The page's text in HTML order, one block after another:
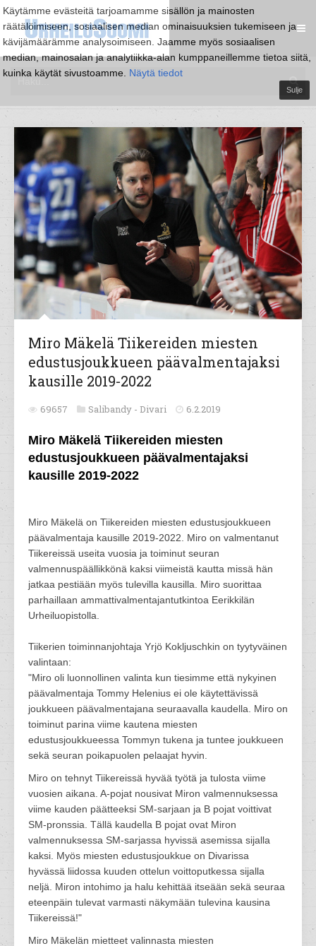
Käytämme evästeitä tarjoamamme sisällön ja mainosten
räätälöimiseen, sosiaalisen median ominaisuuksien tukemiseen ja
kävijämäärämme analysoimiseen. Jaamme myös sosiaalisen
median, mainosalan ja analytiikka-alan kumppaneillemme tietoa siitä,
kuinka käytät sivustoamme. Näytä tiedot
Sulje
Miro Mäkelä Tiikereiden miesten
edustusjoukkueen päävalmentajaksi
kausille 2019-2022
69657 Salibandy - Divari 6.2.2019
Miro Mäkelä Tiikereiden miesten
edustusjoukkueen päävalmentajaksi
kausille 2019-2022
Miro Mäkelä on Tiikereiden miesten edustusjoukkueen
päävalmentaja kausille 2019-2022. Miro on valmentanut
Tiikereissä useita vuosia ja toiminut seuran
valmennuspäällikkönä kaksi viimeistä kautta missä hän
jatkaa pestiään myös tulevilla kausilla. Miro suorittaa
parhaillaan ammattivalmentajantutkintoa Eerikkilän
Urheiluopistolla.
Tiikerien toiminnanjohtaja Yrjö Kokljuschkin on tyytyväinen
valintaan:
"Miro oli luonnollinen valinta kun tiesimme että nykyinen
päävalmentaja Tommy Helenius ei ole käytettävissä
joukkueen päävalmentajana seuraavalla kaudella. Miro on
toiminut parina viime kautena miesten
edustusjoukkueessa Tommyn tukena ja tuntee joukkueen
sekä seuran poikapuolen pelaajat hyvin.
Miro on tehnyt Tiikereissä hyvää työtä ja tulosta viime
vuosien aikana. A-pojat nousivat Miron valmennuksessa
viime kauden päätteeksi SM-sarjaan ja B pojat voittivat
SM-pronssia. Tällä kaudella B pojat ovat Miron
valmennuksessa SM-sarjassa hyvissä asemissa sijalla
kaksi. Myös miesten edustusjoukkue on Divarissa
hyvässä liidossa kuuden ottelun voittoputkessa sijalla
neljä. Miron intohimo ja halu kehittää itseään sekä seuraa
eteenpäin tulevat varmasti näkymään tulevina kausina
Tiikereissä!"
Miro Mäkelän mietteet valinnasta miesten